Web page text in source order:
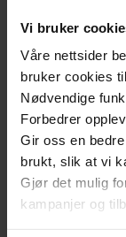
Vi bruker
Våre nettsider
bruker cookies
Nødvendige
Forbedrer
Gir oss en
brukt, slik at vi
Gjør det mulig
kampanjer og
199,-
Jo